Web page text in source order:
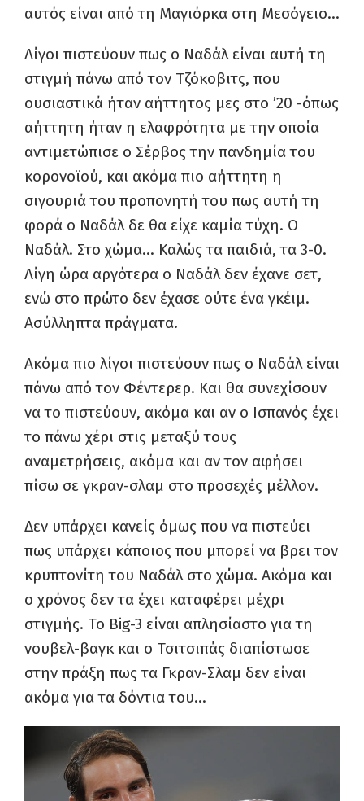
αυτός είναι από τη Μαγιόρκα στη Μεσόγειο…
Λίγοι πιστεύουν πως ο Ναδάλ είναι αυτή τη
στιγμή πάνω από τον Τζόκοβιτς, που
ουσιαστικά ήταν αήττητος μες στο ’20 -όπως
αήττητη ήταν η ελαφρότητα με την οποία
αντιμετώπισε ο Σέρβος την πανδημία του
κορονοϊού, και ακόμα πιο αήττητη η
σιγουριά του προπονητή του πως αυτή τη
φορά ο Ναδάλ δε θα είχε καμία τύχη. Ο
Ναδάλ. Στο χώμα… Καλώς τα παιδιά, τα 3-0.
Λίγη ώρα αργότερα ο Ναδάλ δεν έχανε σετ,
ενώ στο πρώτο δεν έχασε ούτε ένα γκέιμ.
Ασύλληπτα πράγματα.
Ακόμα πιο λίγοι πιστεύουν πως ο Ναδάλ είναι
πάνω από τον Φέντερερ. Και θα συνεχίσουν
να το πιστεύουν, ακόμα και αν ο Ισπανός έχει
το πάνω χέρι στις μεταξύ τους
αναμετρήσεις, ακόμα και αν τον αφήσει
πίσω σε γκραν-σλαμ στο προσεχές μέλλον.
Δεν υπάρχει κανείς όμως που να πιστεύει
πως υπάρχει κάποιος που μπορεί να βρει τον
κρυπτονίτη του Ναδάλ στο χώμα. Ακόμα και
ο χρόνος δεν τα έχει καταφέρει μέχρι
στιγμής. Το Big-3 είναι απλησίαστο για τη
νουβελ-βαγκ και ο Τσιτσιπάς διαπίστωσε
στην πράξη πως τα Γκραν-Σλαμ δεν είναι
ακόμα για τα δόντια του…